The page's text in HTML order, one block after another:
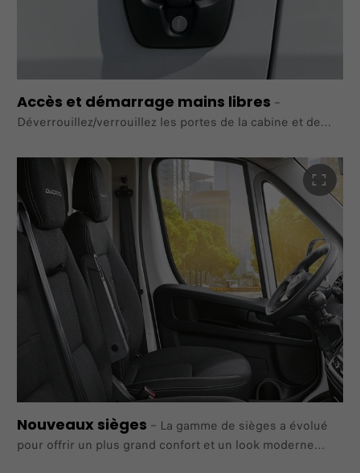
Accès et démarrage mains libres –
Déverrouillez/verrouillez les portes de la cabine et de
clés.Dans le
cadre de missions spécifiques, les portes peuvent être
verrouillées et déverrouillées en laissant le moteur
allumé.
Nouveaux sièges – La gamme de sièges a évolué
pour offrir un plus grand confort et un look moderne